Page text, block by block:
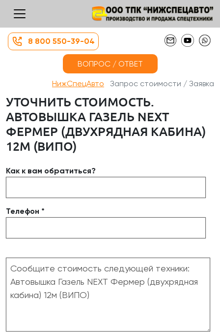
8 800 550-39-04
ВОПРОС / ОТВЕТ
НижСпецАвто Запрос стоимости / Заявка
УТОЧНИТЬ СТОИМОСТЬ.
АВТОВЫШКА ГАЗЕЛЬ NEXT
ФЕРМЕР (ДВУХРЯДНАЯ КАБИНА)
12М (ВИПО)
Как к вам обратиться?
Телефон *